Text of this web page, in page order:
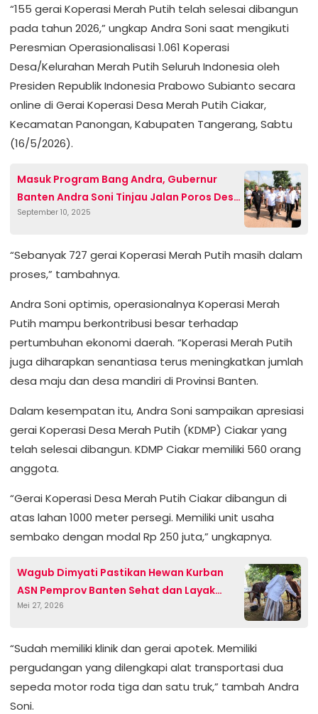
“155 gerai Koperasi Merah Putih telah selesai dibangun
pada tahun 2026,” ungkap Andra Soni saat mengikuti
Peresmian Operasionalisasi 1.061 Koperasi
Desa/Kelurahan Merah Putih Seluruh Indonesia oleh
Presiden Republik Indonesia Prabowo Subianto secara
online di Gerai Koperasi Desa Merah Putih Ciakar,
Kecamatan Panongan, Kabupaten Tangerang, Sabtu
(16/5/2026).
Masuk Program Bang Andra, Gubernur
Banten Andra Soni Tinjau Jalan Poros Desa
Sindang Asih – Badak Anom Kabupaten
September 10, 2025
“Sebanyak 727 gerai Koperasi Merah Putih masih dalam
proses,” tambahnya.
Andra Soni optimis, operasionalnya Koperasi Merah
Putih mampu berkontribusi besar terhadap
pertumbuhan ekonomi daerah. “Koperasi Merah Putih
juga diharapkan senantiasa terus meningkatkan jumlah
desa maju dan desa mandiri di Provinsi Banten.
Dalam kesempatan itu, Andra Soni sampaikan apresiasi
gerai Koperasi Desa Merah Putih (KDMP) Ciakar yang
telah selesai dibangun. KDMP Ciakar memiliki 560 orang
anggota.
“Gerai Koperasi Desa Merah Putih Ciakar dibangun di
atas lahan 1000 meter persegi. Memiliki unit usaha
sembako dengan modal Rp 250 juta,” ungkapnya.
Wagub Dimyati Pastikan Hewan Kurban
ASN Pemprov Banten Sehat dan Layak
Didistribusikan
Mei 27, 2026
“Sudah memiliki klinik dan gerai apotek. Memiliki
pergudangan yang dilengkapi alat transportasi dua
sepeda motor roda tiga dan satu truk,” tambah Andra
Soni.